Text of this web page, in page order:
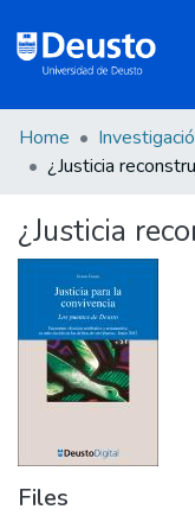
DeustoTeka
Communities
&
Collections
All of DSpace
Statistics
Home
¿Justicia
Files